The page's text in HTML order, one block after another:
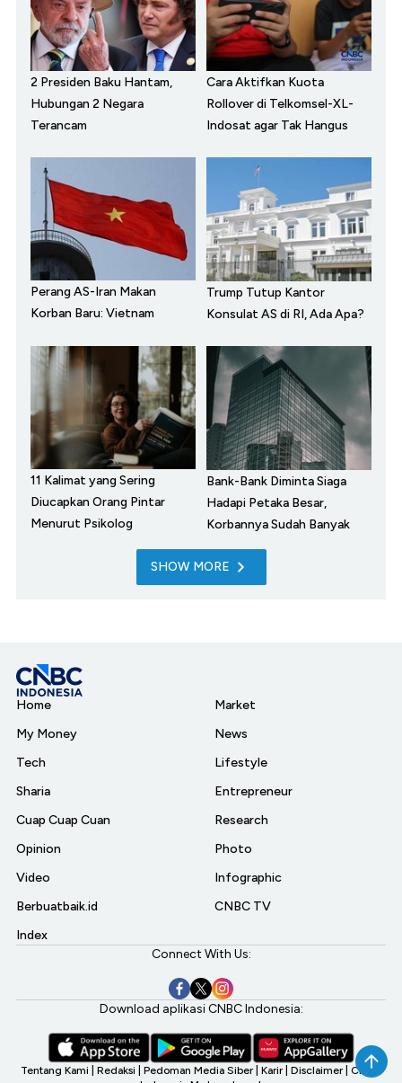
2 Presiden Baku Hantam,
Hubungan 2 Negara
Terancam
Cara Aktifkan Kuota
Rollover di Telkomsel-XL-
Indosat agar Tak Hangus
Perang AS-Iran Makan
Korban Baru: Vietnam
Trump Tutup Kantor
Konsulat AS di RI, Ada Apa?
11 Kalimat yang Sering
Diucapkan Orang Pintar
Menurut Psikolog
Bank-Bank Diminta Siaga
Hadapi Petaka Besar,
Korbannya Sudah Banyak
SHOW MORE
Home
My Money
Tech
Sharia
Cuap Cuap Cuan
Opinion
Video
Berbuatbaik.id
Index
Market
News
Lifestyle
Entrepreneur
Research
Photo
Infographic
CNBC TV
Connect With Us:
Download aplikasi CNBC Indonesia:
Tentang Kami Redaksi Pedoman Media Siber Karir Disclaimer CNBC